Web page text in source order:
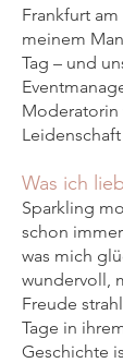
Frankfurt
meinem
Tag – und
Was ich
Sparkling
schon
was mich
wundervoll,
Freude
Tage in
Geschichte